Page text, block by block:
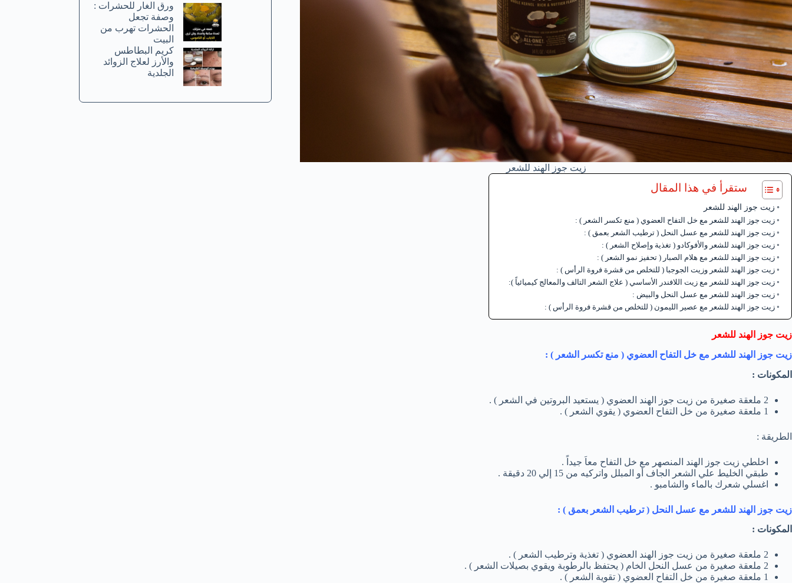
زيت جوز الهند للشعر
ستقرأ في هذا المقال
زيت جوز الهند للشعر
زيت جوز الهند للشعر مع خل التفاح العضوي ( منع تكسر الشعر ) :
زيت جوز الهند للشعر مع عسل النحل ( ترطيب الشعر بعمق ) :
زيت جوز الهند للشعر والأفوكادو ( تغذية وإصلاح الشعر ) :
زيت جوز الهند للشعر مع هلام الصبار ( تحفيز نمو الشعر ) :
زيت جوز الهند للشعر وزيت الجوجبا ( للتخلص من قشرة فروة الرأس ) :
زيت جوز الهند للشعر مع زيت اللافندر الأساسي ( علاج الشعر التالف والمعالج كيميائياً ):
زيت جوز الهند للشعر مع عسل النحل والبيض :
زيت جوز الهند للشعر مع عصير الليمون ( للتخلص من قشرة فروة الرأس ) :
زيت جوز الهند للشعر
زيت جوز الهند للشعر مع خل التفاح العضوي ( منع تكسر الشعر ) :
المكونات :
2 ملعقة صغيرة من زيت جوز الهند العضوي ( يستعيد البروتين في الشعر ) .
1 ملعقة صغيرة من خل التفاح العضوي ( يقوي الشعر ) .
الطريقة :
اخلطي زيت جوز الهند المنصهر مع خل التفاح معاَ جيداً .
طبقي الخليط علي الشعر الجاف أو المبلل واتركيه من 15 إلي 20 دقيقة .
اغسلي شعرك بالماء والشامبو .
زيت جوز الهند للشعر مع عسل النحل ( ترطيب الشعر بعمق ) :
المكونات :
2 ملعقة صغيرة من زيت جوز الهند العضوي ( تغذية وترطيب الشعر ) .
2 ملعقة صغيرة من عسل النحل الخام ( يحتفظ بالرطوبة ويقوي بصيلات الشعر ) .
1 ملعقة صغيرة من خل التفاح العضوي ( تقوية الشعر ) .
ورق الغار للحشرات :
وصفة تجعل
الحشرات تهرب من
البيت
كريم البطاطس
والأرز لعلاج الزوائد
الجلدية